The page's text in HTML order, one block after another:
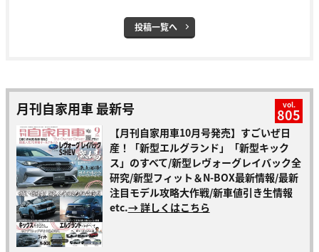
投稿一覧へ
月刊自家用車 最新号 vol.
805
【月刊自家用車10月号発売】すごいぜ日
産！「新型エルグランド」「新型キック
ス」のすべて/新型レヴォーグレイバック全
研究/新型フィット＆N-BOX最新情報/最新
注目モデル攻略大作戦/新車値引き生情報
etc.→ 詳しくはこちら